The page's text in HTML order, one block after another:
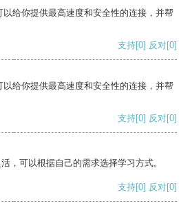
给你提供最高速度和安全性的连接，并帮
支持[0] 反对[0]
给你提供最高速度和安全性的连接，并帮
支持[0] 反对[0]
，可以根据自己的需求选择学习方式。
支持[0] 反对[0]